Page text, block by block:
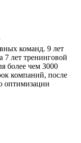
команд. 9 лет
7 лет тренинговой
более чем 3000
компаний, после
оптимизации